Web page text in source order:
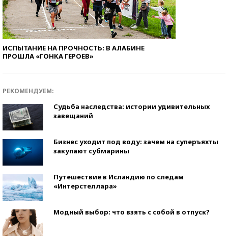
ИСПЫТАНИЕ НА ПРОЧНОСТЬ: В АЛАБИНЕ
ПРОШЛА «ГОНКА ГЕРОЕВ»
РЕКОМЕНДУЕМ:
Судьба наследства: истории удивительных
завещаний
Бизнес уходит под воду: зачем на суперъяхты
закупают субмарины
Путешествие в Исландию по следам
«Интерстеллара»
Модный выбор: что взять с собой в отпуск?